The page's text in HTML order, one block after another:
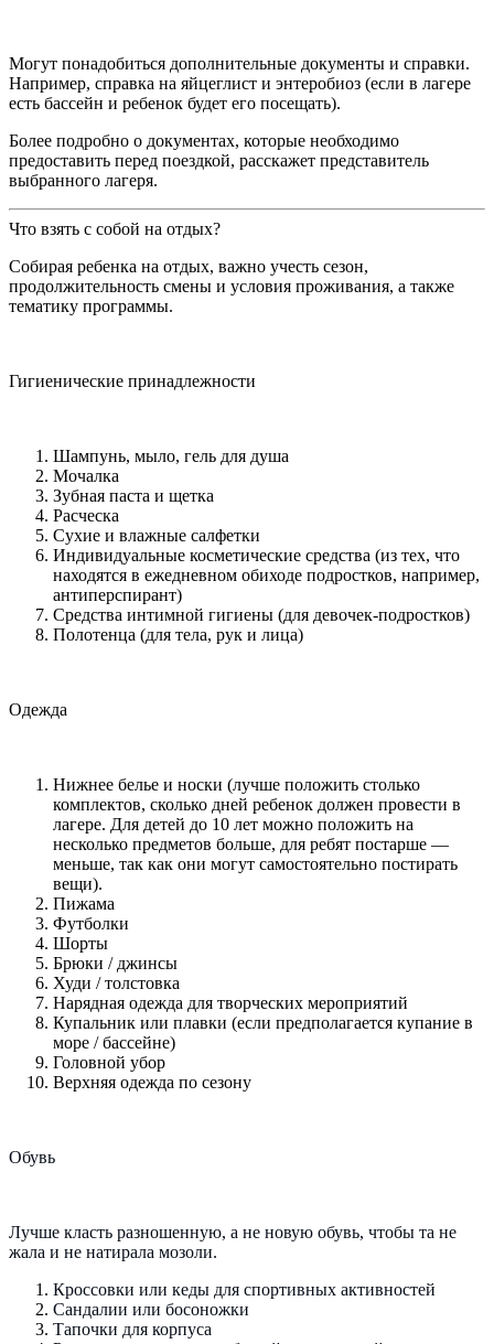
Могут понадобиться дополнительные документы и справки.
Например, справка на яйцеглист и энтеробиоз (если в лагере
есть бассейн и ребенок будет его посещать).
Более подробно о документах, которые необходимо
предоставить перед поездкой, расскажет представитель
выбранного лагеря.
Что взять с собой на отдых?
Собирая ребенка на отдых, важно учесть сезон,
продолжительность смены и условия проживания, а также
тематику программы.
Гигиенические принадлежности
Шампунь, мыло, гель для душа
Мочалка
Зубная паста и щетка
Расческа
Сухие и влажные салфетки
Индивидуальные косметические средства (из тех, что
находятся в ежедневном обиходе подростков, например,
антиперспирант)
Средства интимной гигиены (для девочек-подростков)
Полотенца (для тела, рук и лица)
Одежда
Нижнее белье и носки (лучше положить столько
комплектов, сколько дней ребенок должен провести в
лагере. Для детей до 10 лет можно положить на
несколько предметов больше, для ребят постарше —
меньше, так как они могут самостоятельно постирать
вещи).
Пижама
Футболки
Шорты
Брюки / джинсы
Худи / толстовка
Нарядная одежда для творческих мероприятий
Купальник или плавки (если предполагается купание в
море / бассейне)
Головной убор
Верхняя одежда по сезону
Обувь
Лучше класть разношенную, а не новую обувь, чтобы та не
жала и не натирала мозоли.
Кроссовки или кеды для спортивных активностей
Сандалии или босоножки
Тапочки для корпуса